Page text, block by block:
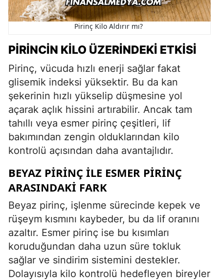
Pirinç Kilo Aldırır mı?
PIRINCIN KILO ÜZERINDEKI ETKISI
Pirinç, vücuda hızlı enerji sağlar fakat
glisemik indeksi yüksektir. Bu da kan
şekerinin hızlı yükselip düşmesine yol
açarak açlık hissini artırabilir. Ancak tam
tahıllı veya esmer pirinç çeşitleri, lif
bakımından zengin olduklarından kilo
kontrolü açısından daha avantajlıdır.
BEYAZ PIRINÇ ILE ESMER PIRINÇ
ARASINDAKI FARK
Beyaz pirinç, işlenme sürecinde kepek ve
rüşeym kısmını kaybeder, bu da lif oranını
azaltır. Esmer pirinç ise bu kısımları
koruduğundan daha uzun süre tokluk
sağlar ve sindirim sistemini destekler.
Dolayısıyla kilo kontrolü hedefleyen bireyler